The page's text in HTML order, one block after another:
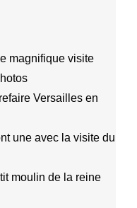
magnifique visite
Versailles en
une avec la visite du
moulin de la reine